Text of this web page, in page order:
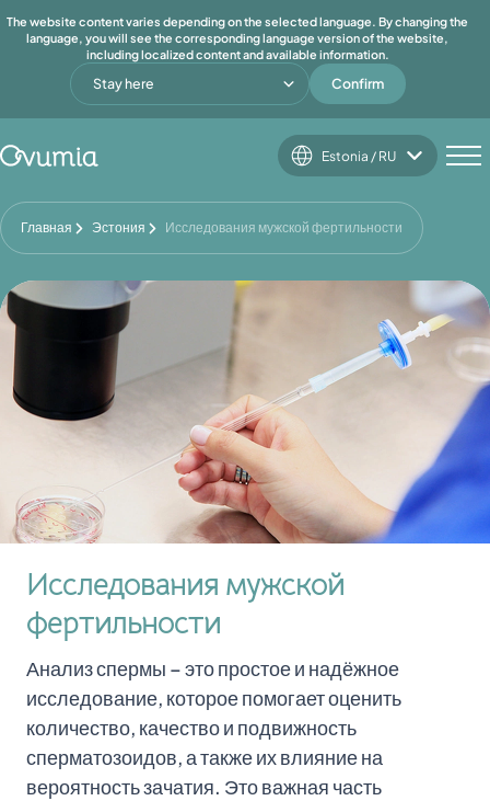
The website content varies depending on the selected language. By changing the
language, you will see the corresponding language version of the website,
including localized content and available information.
Stay here Confirm
Estonia / RU
Главная Эстония Исследования мужской фертильности
Исследования мужской
фертильности
Анализ спермы – это простое и надёжное
исследование, которое помогает оценить
количество, качество и подвижность
сперматозоидов, а также их влияние на
вероятность зачатия. Это важная часть